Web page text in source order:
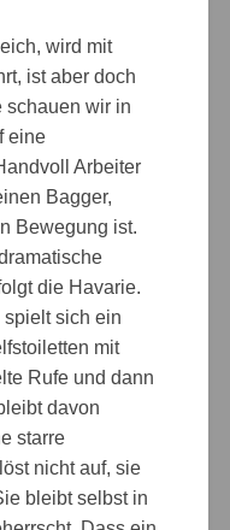
wird mit
ist aber doch
schauen wir in
eine
Arbeiter
Bagger,
Bewegung ist.
die Havarie.
sich ein
mit
Rufe und dann
davon
starre
nicht auf, sie
bleibt selbst in